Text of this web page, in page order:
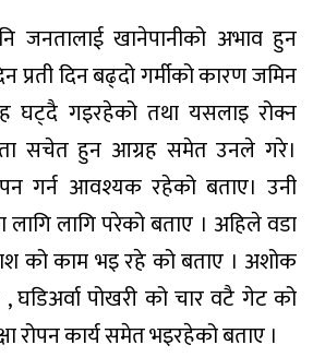
जनतालाई खानेपानीको अभाव हुन
प्रती दिन बढ्दो गर्मीको कारण जमिन
घट्दै गइरहेको तथा यसलाइ रोक्न
सचेत हुन आग्रह समेत उनले गरे।
गर्न आवश्यक रहेको बताए। उनी
लागि परेको बताए । अहिले वडा
को काम भइ रहे को बताए । अशोक
घडिअर्वा पोखरी को चार वटै गेट को
रोपन कार्य समेत भइरहेको बताए ।